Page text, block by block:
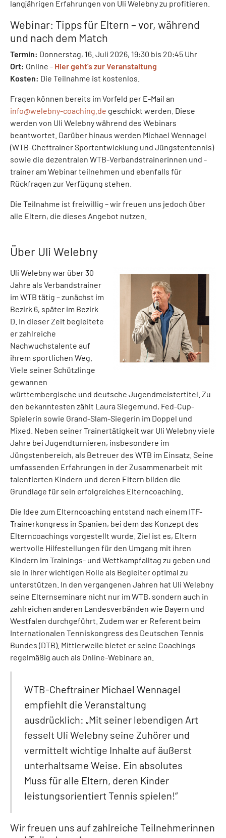
langjährigen Erfahrungen von Uli Welebny zu profitieren.
Webinar: Tipps für Eltern – vor, während
und nach dem Match
Termin: Donnerstag, 16. Juli 2026, 19:30 bis 20:45 Uhr
Ort: Online - Hier geht's zur Veranstaltung
Kosten: Die Teilnahme ist kostenlos.
Fragen können bereits im Vorfeld per E-Mail an
info@welebny-coaching.de geschickt werden. Diese
werden von Uli Welebny während des Webinars
beantwortet. Darüber hinaus werden Michael Wennagel
(WTB-Cheftrainer Sportentwicklung und Jüngstentennis)
sowie die dezentralen WTB-Verbandstrainerinnen und -
trainer am Webinar teilnehmen und ebenfalls für
Rückfragen zur Verfügung stehen.
Die Teilnahme ist freiwillig – wir freuen uns jedoch über
alle Eltern, die dieses Angebot nutzen.
Über Uli Welebny
Uli Welebny war über 30
Jahre als Verbandstrainer
im WTB tätig – zunächst im
Bezirk 6, später im Bezirk
D. In dieser Zeit begleitete
er zahlreiche
Nachwuchstalente auf
ihrem sportlichen Weg.
Viele seiner Schützlinge
gewannen
württembergische und deutsche Jugendmeistertitel. Zu
den bekanntesten zählt Laura Siegemund, Fed-Cup-
Spielerin sowie Grand-Slam-Siegerin im Doppel und
Mixed. Neben seiner Trainertätigkeit war Uli Welebny viele
Jahre bei Jugendturnieren, insbesondere im
Jüngstenbereich, als Betreuer des WTB im Einsatz. Seine
umfassenden Erfahrungen in der Zusammenarbeit mit
talentierten Kindern und deren Eltern bilden die
Grundlage für sein erfolgreiches Elterncoaching.
Die Idee zum Elterncoaching entstand nach einem ITF-
Trainerkongress in Spanien, bei dem das Konzept des
Elterncoachings vorgestellt wurde. Ziel ist es, Eltern
wertvolle Hilfestellungen für den Umgang mit ihren
Kindern im Trainings- und Wettkampfalltag zu geben und
sie in ihrer wichtigen Rolle als Begleiter optimal zu
unterstützen. In den vergangenen Jahren hat Uli Welebny
seine Elternseminare nicht nur im WTB, sondern auch in
zahlreichen anderen Landesverbänden wie Bayern und
Westfalen durchgeführt. Zudem war er Referent beim
Internationalen Tenniskongress des Deutschen Tennis
Bundes (DTB). Mittlerweile bietet er seine Coachings
regelmäßig auch als Online-Webinare an.
WTB-Cheftrainer Michael Wennagel
empfiehlt die Veranstaltung
ausdrücklich: „Mit seiner lebendigen Art
fesselt Uli Welebny seine Zuhörer und
vermittelt wichtige Inhalte auf äußerst
unterhaltsame Weise. Ein absolutes
Muss für alle Eltern, deren Kinder
leistungsorientiert Tennis spielen!“
Wir freuen uns auf zahlreiche Teilnehmerinnen